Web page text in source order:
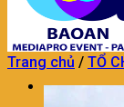
Trang chủ / TỔ